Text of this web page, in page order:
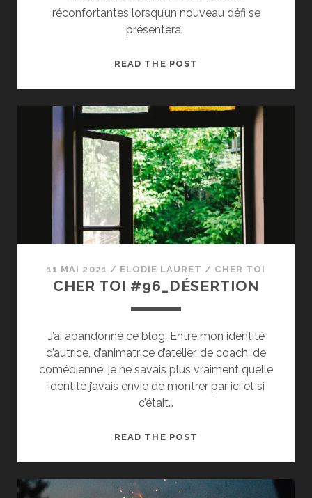
réconfortantes lorsqu’un nouveau défi se
présentera.
READ THE POST
LE
TEMPS
QUI
PASSE
11 MAI 2021 / ELODIE LAURET / CHER TOI
CHER TOI #96_DÉSERTION
J’ai abandonné ce blog. Entre mon identité
d’autrice, d’animatrice d’atelier, de coach, de
comédienne, je ne savais plus vraiment quelle
identité j’avais envie de montrer par ici et si
c’était…
READ THE POST